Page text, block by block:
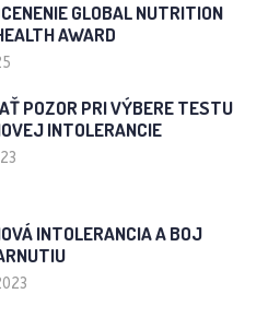
GLOBAL NUTRITION
AWARD
POZOR PRI VÝBERE TESTU
INTOLERANCIE
INTOLERANCIA A BOJ